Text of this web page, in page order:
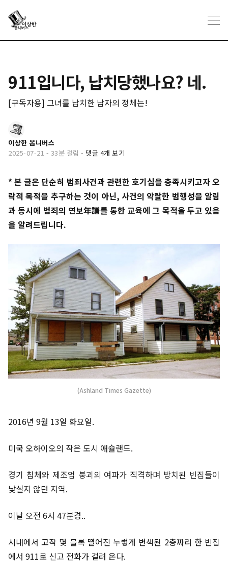
911입니다, 납치당했나요? 네.
[구독자용] 그녀를 납치한 남자의 정체는!
이상한 옴니버스
2025-07-21 - 33분 걸림 - 댓글 4개 보기
* 본 글은 단순히 범죄사건과 관련한 호기심을 충족시키고자 오
락적 목적을 추구하는 것이 아닌, 사건의 악랄한 범행성을 알림
과 동시에 범죄의 연보年譜를 통한 교육에 그 목적을 두고 있음
을 알려드립니다.
(Ashland Times Gazette)
2016년 9월 13일 화요일.
미국 오하이오의 작은 도시 애슐랜드.
경기 침체와 제조업 붕괴의 여파가 직격하며 방치된 빈집들이
낯설지 않던 지역.
이날 오전 6시 47분경..
시내에서 고작 몇 블록 떨어진 누렇게 변색된 2층짜리 한 빈집
에서 911로 신고 전화가 걸려 온다.